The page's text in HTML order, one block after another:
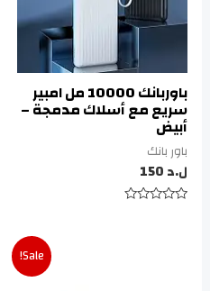
باوربانك 10000 مل امبير
سريع مع أسلاك مدمجة –
أبيض
باور بانك
ل.د
Sale!